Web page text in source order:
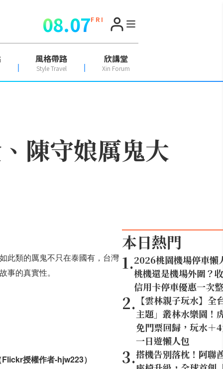
08.07F R I
風格帶路
Style Travel
欣講堂
Xin Forum
陳守娘厲鬼大
此類的厲鬼不只在泰國有，台灣
的真實性。
本日熱門
1.2026桃園機場停車懶
桃機還是機場外圍？
信用卡停車優惠一次
2. 【雲林親子玩水】全
主題」叢林水樂園！
免門票回歸，玩水＋
一日遊懶人包
3.搭機告別落枕！阿聯